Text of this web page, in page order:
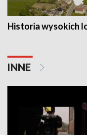
Historia wysokich
INNE